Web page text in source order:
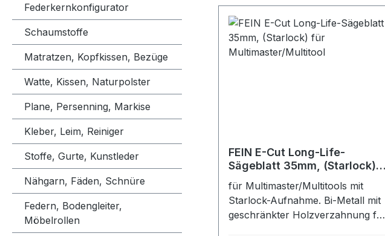
Federkernkonfigurator
Schaumstoffe
Matratzen, Kopfkissen, Bezüge
Watte, Kissen, Naturpolster
Plane, Persenning, Markise
Kleber, Leim, Reiniger
Stoffe, Gurte, Kunstleder
Nähgarn, Fäden, Schnüre
Federn, Bodengleiter,
Möbelrollen
FEIN E-Cut Long-Life-
Sägeblatt 35mm, (Starlock)
für Multimaster/Multitools mit
Starlock-Aufnahme. Bi-Metall mit
geschränkter Holzverzahnung für